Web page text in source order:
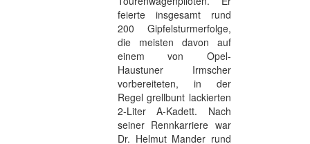
feierte insgesamt rund
200 Gipfelsturmerfolge,
die meisten davon auf
einem von Opel-
Haustuner Irmscher
vorbereiteten, in der
Regel grellbunt lackierten
2-Liter A-Kadett. Nach
seiner Rennkarriere war
Dr. Helmut Mander rund